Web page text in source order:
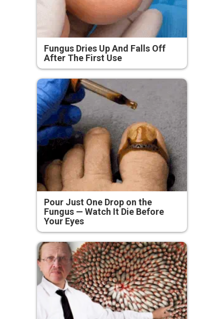
Fungus Dries Up And Falls Off
After The First Use
Pour Just One Drop on the
Fungus — Watch It Die Before
Your Eyes